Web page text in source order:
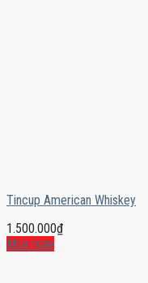
Tincup American Whiskey
1.500.000₫
Mua ngay